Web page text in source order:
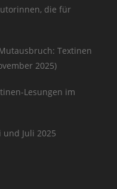
die für
Textinen
2025)
Lesungen im
Juli 2025